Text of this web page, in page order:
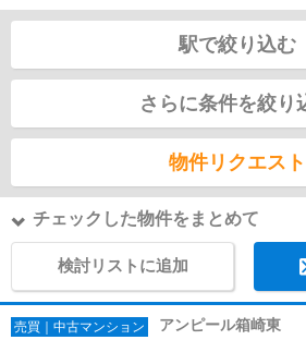
駅で絞り込む
さらに条件を絞り
物件リクエスト
チェックした物件をまとめて
検討リストに追加
売買｜中古マンション アンピール箱崎東